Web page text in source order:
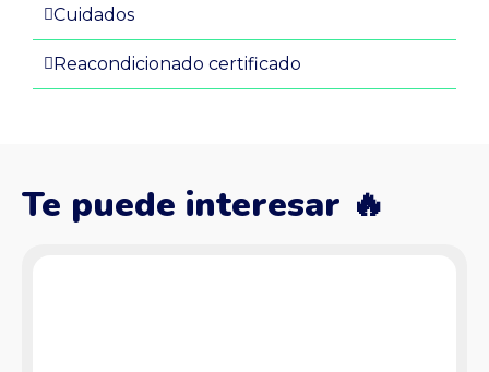
Cuidados
Reacondicionado certificado
Te puede interesar 🔥